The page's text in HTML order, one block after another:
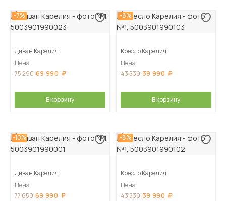
-7%
Диван Карелия
Цена
75 290 69 990
В корзину
-8%
Кресло Карелия
Цена
43 530 39 990
В корзину
-10%
Диван Карелия
Цена
77 650 69 990
-8%
Кресло Карелия
Цена
43 530 39 990